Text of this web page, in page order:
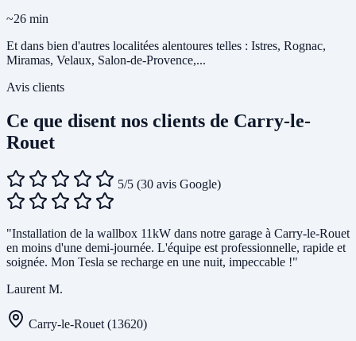
~26 min
Et dans bien d'autres localitées alentoures telles : Istres, Rognac,
Miramas, Velaux, Salon-de-Provence,...
Avis clients
Ce que disent nos clients de Carry-le-
Rouet
5/5 (30 avis Google)
"Installation de la wallbox 11kW dans notre garage à Carry-le-Rouet
en moins d'une demi-journée. L'équipe est professionnelle, rapide et
soignée. Mon Tesla se recharge en une nuit, impeccable !"
Laurent M.
Carry-le-Rouet (13620)